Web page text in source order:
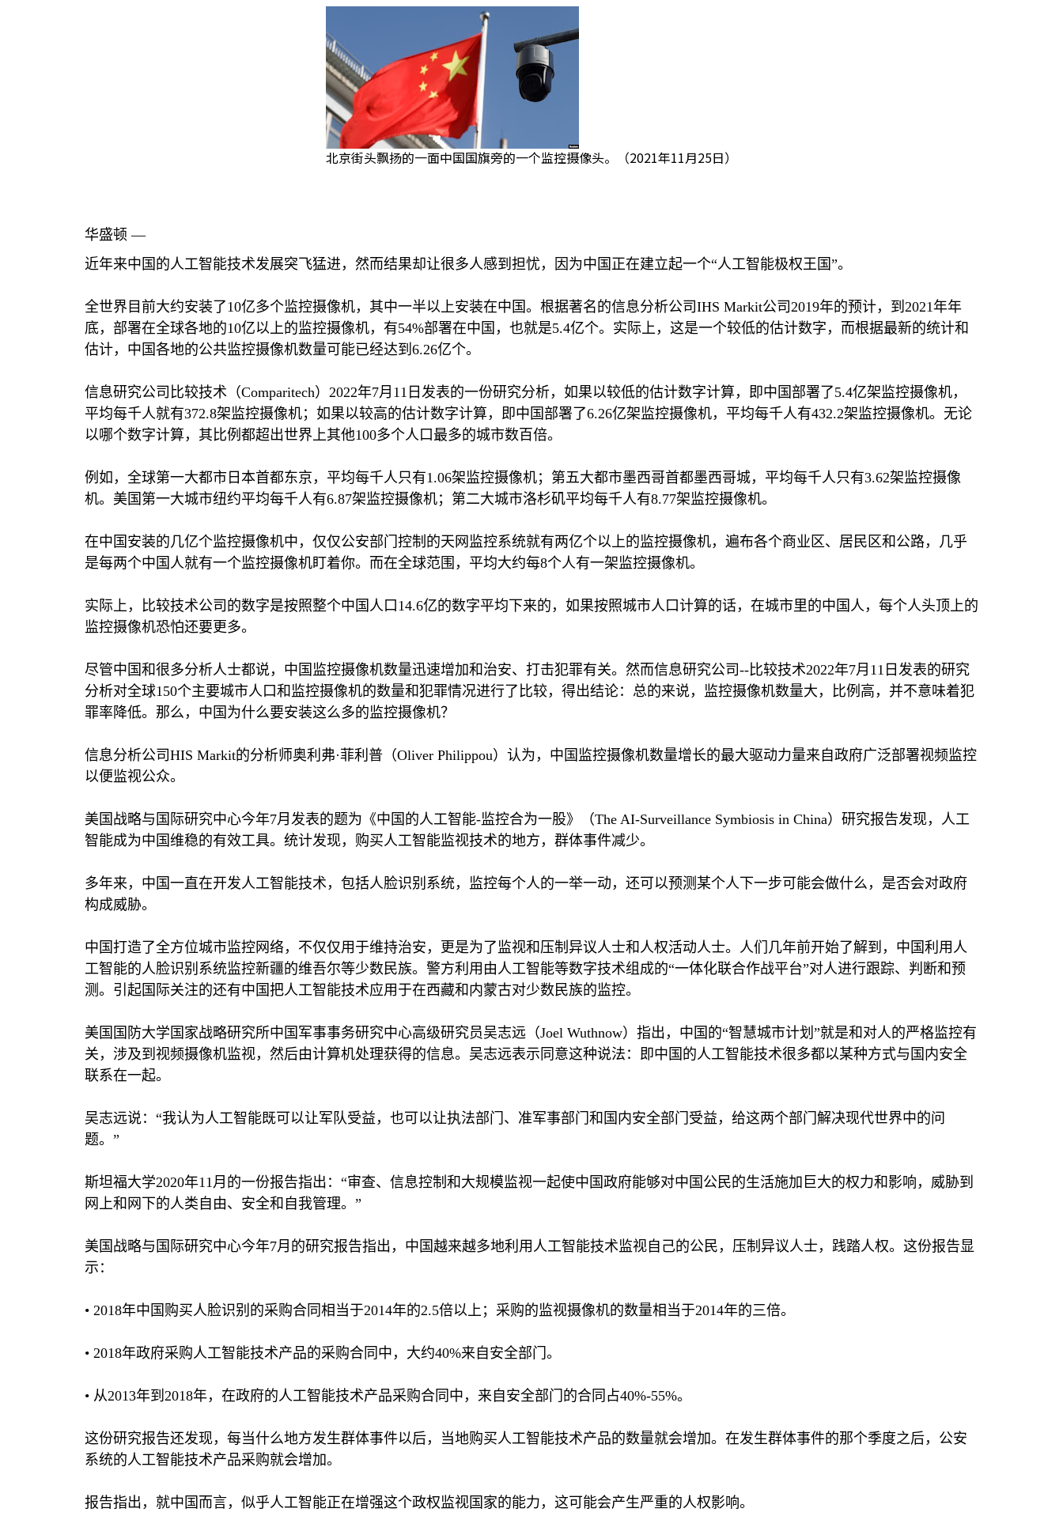
北京街头飘扬的一面中国国旗旁的一个监控摄像头。（2021年11月25日）
华盛顿 —
近年来中国的人工智能技术发展突飞猛进，然而结果却让很多人感到担忧，因为中国正在建立起一个“人工智能极权王国”。
全世界目前大约安装了10亿多个监控摄像机，其中一半以上安装在中国。根据著名的信息分析公司 IHS Markit公司 2019年的预计，到 2021年年
底，部署在全球各地的10亿以上的监控摄像机，有54%部署在中国，也就是5.4亿个。实际上，这是一个较低的估计数字，而根据最新的统计和
估计，中国各地的公共监控摄像机数量可能已经达到 6.26亿个。
信息研究公司比较技术（Comparitech） 2022年7月 11 日发表的一份研究分析，如果以较低的估计数字计算，即中国部署了5.4亿架监控摄像机，
平均每千人就有372.8架监控摄像机；如果以较高的估计数字计算，即中国部署了6.26亿架监控摄像机，平均每千人有432.2架监控摄像机。无论
以哪个数字计算，其比例都超出世界上其他100多个人口最多的城市数百倍。
例如，全球第一大都市日本首都东京，平均每千人只有1.06架监控摄像机；第五大都市墨西哥首都墨西哥城，平均每千人只有3.62架监控摄像
机。美国第一大城市纽约平均每千人有6.87架监控摄像机；第二大城市洛杉矶平均每千人有8.77架监控摄像机。
在中国安装的几亿个监控摄像机中，仅仅公安部门控制的天网监控系统就有两亿个以上的监控摄像机，遍布各个商业区、居民区和公路，几乎
是每两个中国人就有一个监控摄像机盯着你。而在全球范围，平均大约每8个人有一架监控摄像机。
实际上，比较技术公司的数字是按照整个中国人口 14.6亿的数字平均下来的，如果按照城市人口计算的话，在城市里的中国人，每个人头顶上的
监控摄像机恐怕还要更多。
尽管中国和很多分析人士都说，中国监控摄像机数量迅速增加和治安、打击犯罪有关。然而信息研究公司 --比较技术2022年7月 11 日发表的研究
分析对全球150个主要城市人口和监控摄像机的数量和犯罪情况进行了比较，得出结论：总的来说，监控摄像机数量大，比例高，并不意味着犯
罪率降低。那么，中国为什么要安装这么多的监控摄像机？
信息分析公司 HIS Markit的分析师奥利弗·菲利普（Oliver Philippou）认为，中国监控摄像机数量增长的最大驱动力量来自政府广泛部署视频监控
以便监视公众。
美国战略与国际研究中心今年7月发表的题为《中国的人工智能-监控合为一股》（The AI-Surveillance Symbiosis in China）研究报告发现，人工
智能成为中国维稳的有效工具。统计发现，购买人工智能监视技术的地方，群体事件减少。
多年来，中国一直在开发人工智能技术，包括人脸识别系统，监控每个人的一举一动，还可以预测某个人下一步可能会做什么，是否会对政府
构成威胁。
中国打造了全方位城市监控网络，不仅仅用于维持治安，更是为了监视和压制异议人士和人权活动人士。人们几年前开始了解到，中国利用人
工智能的人脸识别系统监控新疆的维吾尔等少数民族。警方利用由人工智能等数字技术组成的“一体化联合作战平台”对人进行跟踪、判断和预
测。引起国际关注的还有中国把人工智能技术应用于在西藏和内蒙古对少数民族的监控。
美国国防大学国家战略研究所中国军事事务研究中心高级研究员吴志远（Joel Wuthnow）指出，中国的“智慧城市计划”就是和对人的严格监控有
关，涉及到视频摄像机监视，然后由计算机处理获得的信息。吴志远表示同意这种说法：即中国的人工智能技术很多都以某种方式与国内安全
联系在一起。
吴志远说：“我认为人工智能既可以让军队受益，也可以让执法部门、准军事部门和国内安全部门受益，给这两个部门解决现代世界中的问
题。”
斯坦福大学2020年11月的一份报告指出：“审查、信息控制和大规模监视一起使中国政府能够对中国公民的生活施加巨大的权力和影响，威胁到
网上和网下的人类自由、安全和自我管理。”
美国战略与国际研究中心今年7月的研究报告指出，中国越来越多地利用人工智能技术监视自己的公民，压制异议人士，践踏人权。这份报告显
示：
• 2018年中国购买人脸识别的采购合同相当于2014年的2.5倍以上；采购的监视摄像机的数量相当于2014年的三倍。
• 2018年政府采购人工智能技术产品的采购合同中，大约40%来自安全部门。
• 从2013年到 2018年，在政府的人工智能技术产品采购合同中，来自安全部门的合同占40%-55%。
这份研究报告还发现，每当什么地方发生群体事件以后，当地购买人工智能技术产品的数量就会增加。在发生群体事件的那个季度之后，公安
系统的人工智能技术产品采购就会增加。
报告指出，就中国而言，似乎人工智能正在增强这个政权监视国家的能力，这可能会产生严重的人权影响。